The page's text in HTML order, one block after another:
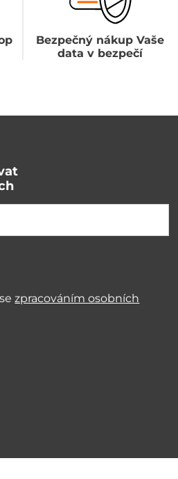
Bezpečný nákup Vaše
data v bezpečí
zpracováním osobních